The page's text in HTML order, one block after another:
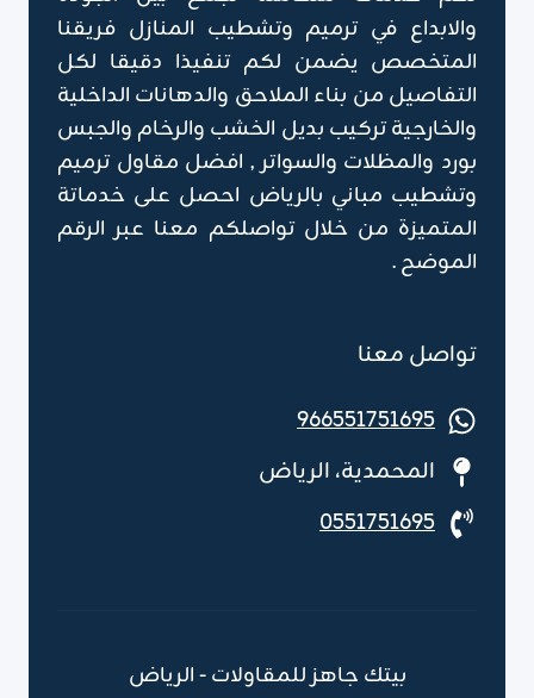
والابداع في ترميم وتشطيب المنازل فريقنا
المتخصص يضمن لكم تنفيذا دقيقا لكل
التفاصيل من بناء الملاحق والدهانات الداخلية
والخارجية تركيب بديل الخشب والرخام والجبس
بورد والمظلات والسواتر , افضل مقاول ترميم
وتشطيب مباني بالرياض احصل على خدماتة
المتميزة من خلال تواصلكم معنا عبر الرقم
الموضح .
تواصل معنا
966551751695
المحمدية، الرياض
0551751695
بيتك جاهز للمقاولات - الرياض